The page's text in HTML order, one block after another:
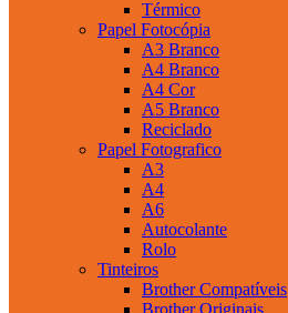
Térmico
Papel Fotocópia
A3 Branco
A4 Branco
A4 Cor
A5 Branco
Reciclado
Papel Fotografico
A3
A4
A6
Autocolante
Rolo
Tinteiros
Brother Compatíveis
Brother Originais